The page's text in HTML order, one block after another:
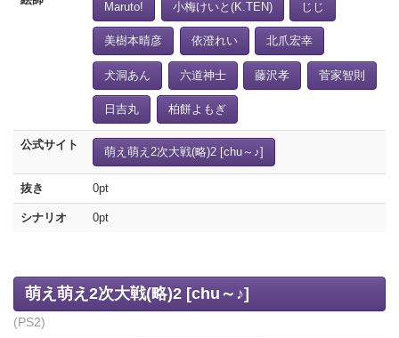
Maruto! 小梅けいと(K.TEN) じじ
美樹本晴彦 依澄れい 北爪宏幸
犬洞あん 六道神士 藤沢孝 菅家智則
日吉丸 柏餅よもぎ
公式サイト
萌え萌え2次大戦(略)2 [chu～♪]
抜き 0pt
シナリオ 0pt
萌え萌え2次大戦(略)2 [chu～♪]
(PS2)